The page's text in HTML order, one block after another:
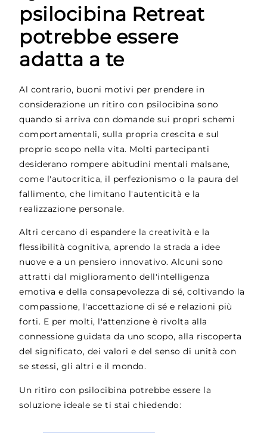
psilocibina Retreat
potrebbe essere
adatta a te
Al contrario, buoni motivi per prendere in
considerazione un ritiro con psilocibina sono
quando si arriva con domande sui propri schemi
comportamentali, sulla propria crescita e sul
proprio scopo nella vita. Molti partecipanti
desiderano rompere abitudini mentali malsane,
come l'autocritica, il perfezionismo o la paura del
fallimento, che limitano l'autenticità e la
realizzazione personale.
Altri cercano di espandere la creatività e la
flessibilità cognitiva, aprendo la strada a idee
nuove e a un pensiero innovativo. Alcuni sono
attratti dal miglioramento dell'intelligenza
emotiva e della consapevolezza di sé, coltivando la
compassione, l'accettazione di sé e relazioni più
forti. E per molti, l'attenzione è rivolta alla
connessione guidata da uno scopo, alla riscoperta
del significato, dei valori e del senso di unità con
se stessi, gli altri e il mondo.
Un ritiro con psilocibina potrebbe essere la
soluzione ideale se ti stai chiedendo: